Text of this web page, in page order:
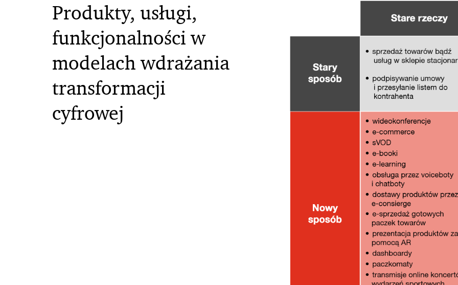
Produkty, usługi,
funkcjonalności w
modelach wdrażania
transformacji
cyfrowej